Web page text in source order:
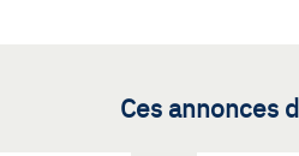
Ces annonces